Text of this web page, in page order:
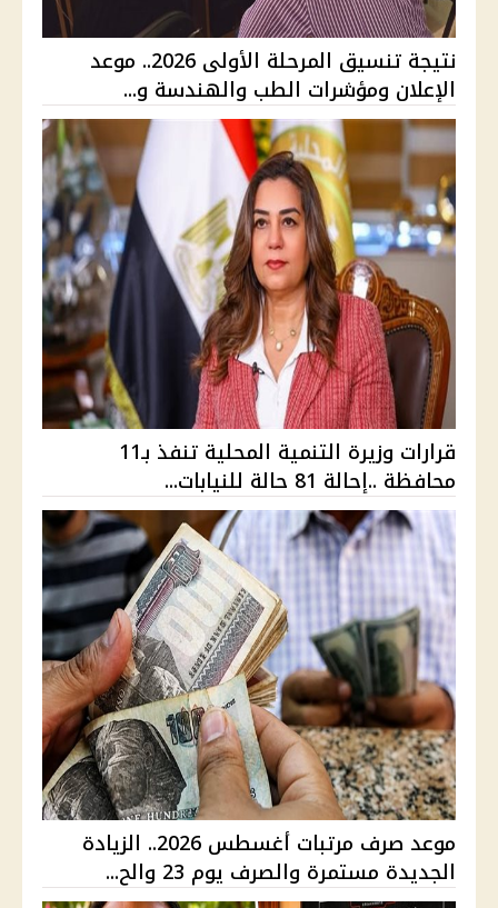
نتيجة تنسيق المرحلة الأولى 2026.. موعد
الإعلان ومؤشرات الطب والهندسة و...
قرارات وزيرة التنمية المحلية تنفذ بـ11
محافظة ..إحالة 81 حالة للنيابات...
موعد صرف مرتبات أغسطس 2026.. الزيادة
الجديدة مستمرة والصرف يوم 23 والح...